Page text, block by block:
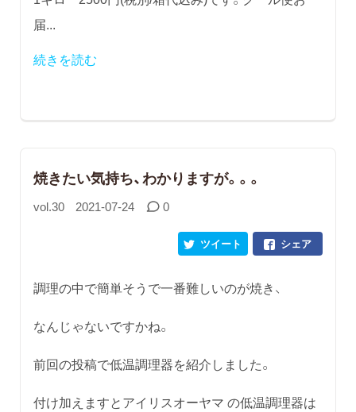
届...
続きを読む
焼きたい気持ち、わかりますが。。。
vol.30 2021-07-24 0
シェア
ツイート
調理の中で簡単そうで一番難しいのが焼き、
なんじゃないですかね。
前回の投稿で低温調理器を紹介しました。
付け加えますとアイリスオーヤマ の低温調理器は